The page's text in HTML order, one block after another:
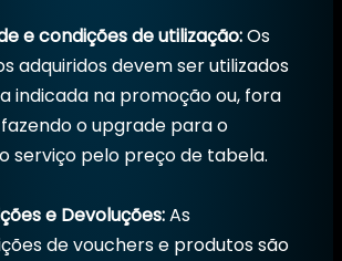
e condições de utilização:Os
adquiridos devem ser utilizados
indicada na promoção ou, fora
o upgrade para o
serviço pelo preço de tabela.
e Devoluções:As
de vouchers e produtos são